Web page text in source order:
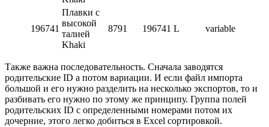
196741
Плавки с
высокой
талией
Khaki
8791 196741 L variable
Также важна последовательность. Сначала заводятся
родительские ID а потом вариации. И если файл импорта
большой и его нужно разделить на несколько экспортов, то и
разбивать его нужно по этому же принципу. Группа полей
родительских ID с определенными номерами потом их
дочерние, этого легко добиться в Excel сортировкой.